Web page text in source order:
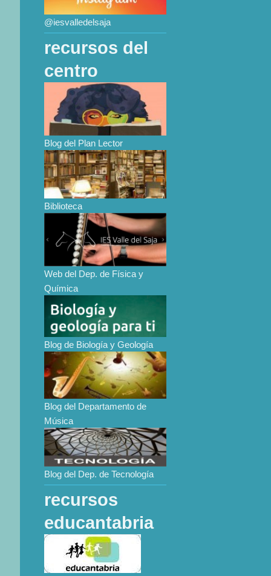
@iesvalledelsaja
recursos del
centro
Blog del Plan Lector
Biblioteca
Web del Dep. de Física y
Química
Blog de Biología y Geología
Blog del Departamento de
Música
Blog del Dep. de Tecnología
recursos
educantabria